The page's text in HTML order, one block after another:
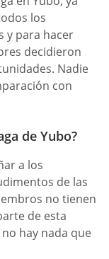
los
y para hacer
decidieron
Nadie
con
de Yubo?
a los
de las
no tienen
de esta
hay nada que